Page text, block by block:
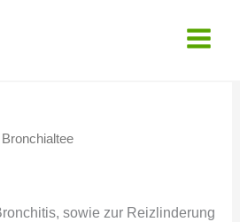
sowie zur Reizlinderung